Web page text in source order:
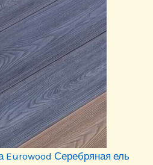
Eurowood Серебряная ель